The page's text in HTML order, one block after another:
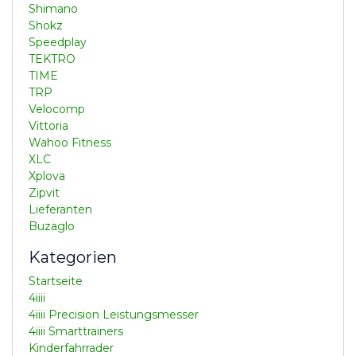
Shimano
Shokz
Speedplay
TEKTRO
TIME
TRP
Velocomp
Vittoria
Wahoo Fitness
XLC
Xplova
Zipvit
Lieferanten
Buzaglo
Kategorien
Startseite
4iiii
4iiii Precision Leistungsmesser
4iiii Smarttrainers
Kinderfahrrader